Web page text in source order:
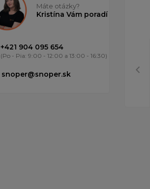
Máte otázky?
Kristína Vám poradí
+421 904 095 654
(Po - Pia: 9:00 - 12:00 a 13:00 - 16:30)
snoper@snoper.sk